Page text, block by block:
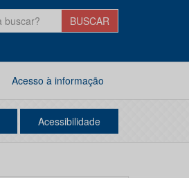
Acesso à informação
Acessibilidade